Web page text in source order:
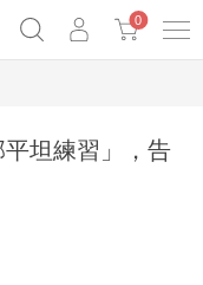
0
坦練習」，告